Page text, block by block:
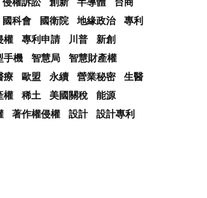
國科會 國衛院 地緣政治
專利
權
專利申請 川普
新創
手機
智慧局
智慧財產權
療
歐盟 永續 營業秘密
生醫
權
稀土 美國關稅
能源
著作權侵權 設計
設計專利